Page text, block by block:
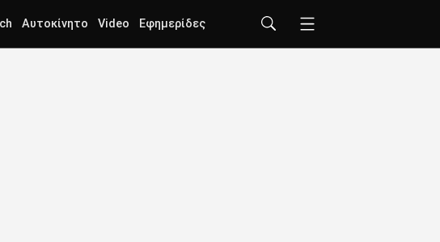
Αυτοκίνητο Video Εφημερίδες